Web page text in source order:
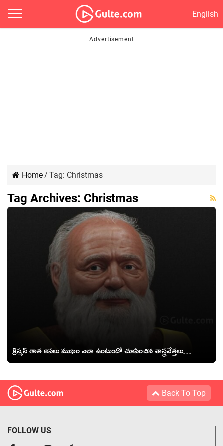
English
Home/ Tag: Christmas
Tag Archives: Christmas
క్రిస్మస్ తాత అసలు ముఖం ఎలా ఉంటుందో చూపించిన శాస్త్రవేత్తలు…
Back To Top
FOLLOW US